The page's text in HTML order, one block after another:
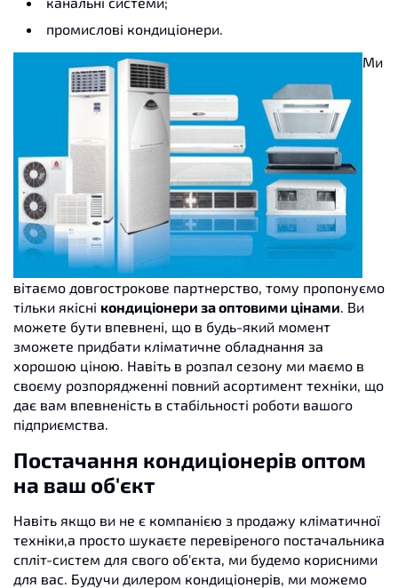
промислові кондиціонери.
Ми
вітаємо довгострокове партнерство, тому пропонуємо
тільки якісні кондиціонери за оптовими цінами . Ви
можете бути впевнені, що в будь-який момент
зможете придбати кліматичне обладнання за
хорошою ціною. Навіть в розпал сезону ми маємо в
своєму розпорядженні повний асортимент техніки, що
дає вам впевненість в стабільності роботи вашого
підприємства.
Постачання кондиціонерів оптом
на ваш об'єкт
Навіть якщо ви не є компанією з продажу кліматичної
техніки,а просто шукаєте перевіреного постачальника
спліт-систем для свого об'єкта, ми будемо корисними
для вас. Будучи дилером кондиціонерів, ми можемо